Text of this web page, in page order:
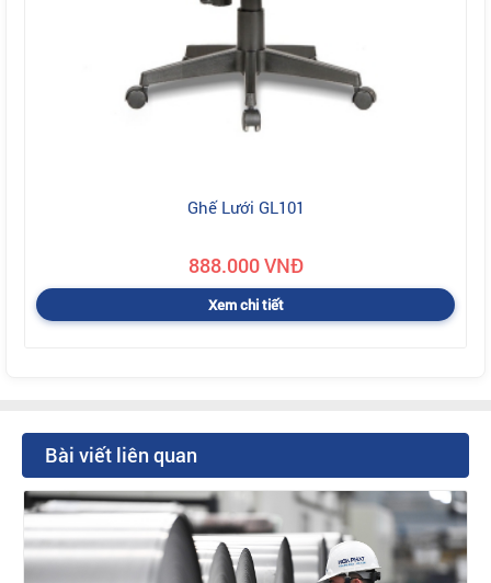
Ghế Lưới GL101
888.000 VNĐ
Xem chi tiết
Bài viết liên quan